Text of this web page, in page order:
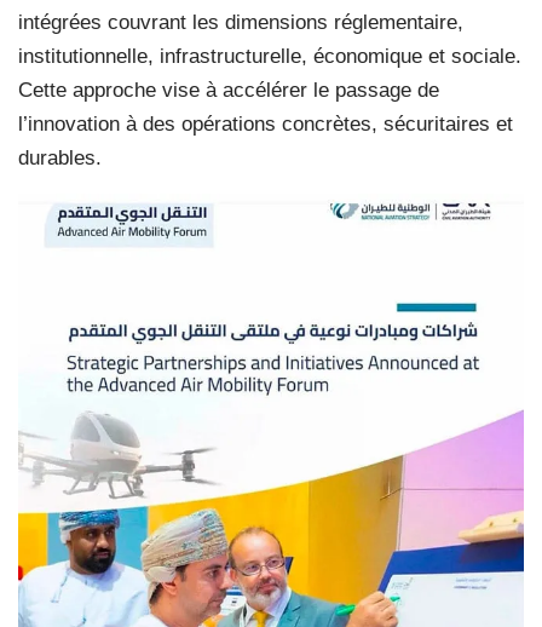
intégrées couvrant les dimensions réglementaire,
institutionnelle, infrastructurelle, économique et sociale.
Cette approche vise à accélérer le passage de
l’innovation à des opérations concrètes, sécuritaires et
durables.